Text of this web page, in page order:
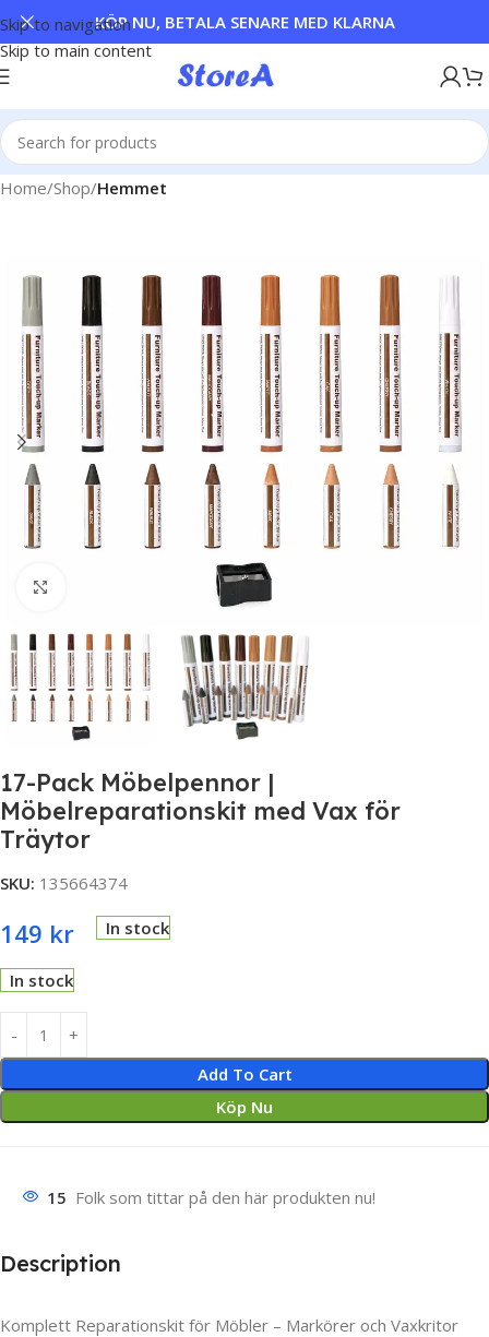
Skip to navigation
Skip to main content
KÖP NU, BETALA SENARE MED KLARNA
Home Shop Hemmet
17-Pack Möbelpennor |
Möbelreparationskit med Vax för
Träytor
SKU: 135664374
149 kr In stock
In stock
Add To Cart
Köp Nu
15 Folk som tittar på den här produkten nu!
Description
Komplett Reparationskit för Möbler – Markörer och Vaxkritor